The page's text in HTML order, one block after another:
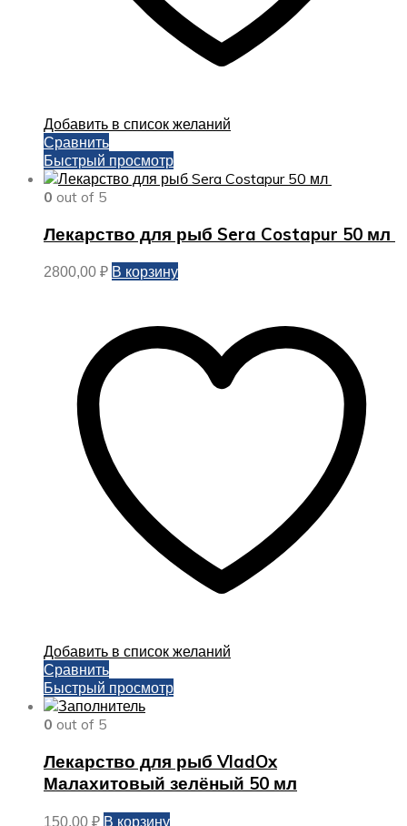
Добавить в список желаний
Сравнить
Быстрый просмотр
0 out of 5
Лекарство для рыб Sera Costapur 50 мл
2800,00 ₽ В корзину
Добавить в список желаний
Сравнить
Быстрый просмотр
0 out of 5
Лекарство для рыб VladOx
Малахитовый зелёный 50 мл
150,00 ₽ В корзину